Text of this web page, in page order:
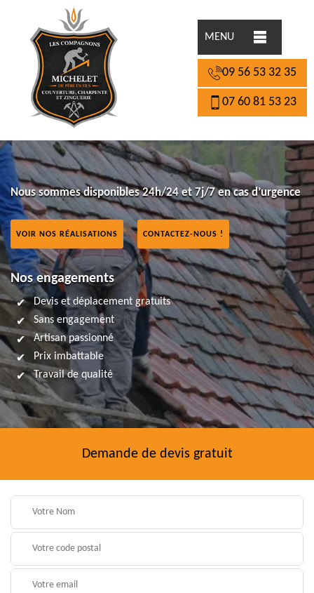
MENU
09 56 53 32 35
07 60 81 53 23
Nous sommes disponibles 24h/24 et 7j/7 en cas d’urgence
VOIR NOS RÉALISATIONS CONTACTEZ-NOUS !
Nos engagements
Devis et déplacement gratuits
Sans engagement
Artisan passionné
Prix imbattable
Travail de qualité
Demande de devis gratuit